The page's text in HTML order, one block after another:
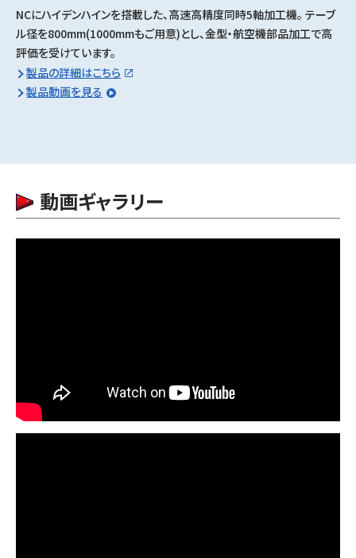
NCにハイデンハインを搭載した、高速高精度同時5軸加工機。 テーブ
ル径を800mm(1000mmもご用意)とし、金型・航空機部品加工で高
評価を受けています。
製品の詳細はこちら
製品動画を見る
動画ギャラリー